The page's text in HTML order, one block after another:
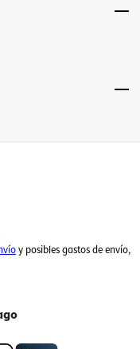
y posibles gastos de envío,